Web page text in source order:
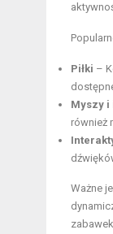
Piłki –
Myszy
również
Ważne